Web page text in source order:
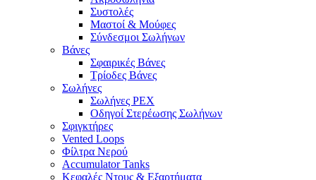
Συστολές
Μαστοί & Μούφες
Σύνδεσμοι Σωλήνων
Βάνες
Σφαιρικές Βάνες
Τρίοδες Βάνες
Σωλήνες
Σωλήνες PEX
Οδηγοί Στερέωσης Σωλήνων
Σφιγκτήρες
Vented Loops
Φίλτρα Νερού
Accumulator Tanks
Κεφαλές Ντους & Εξαρτήματα